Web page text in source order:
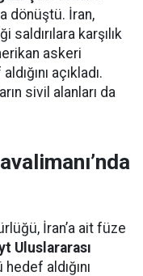
dönüştü. İran,
saldırılara karşılık
askeri
açıkladı.
sivil alanları da
İran’a ait füze
Uluslararası
aldığını